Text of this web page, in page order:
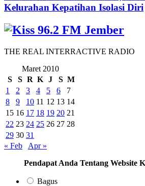
Kelurahan Kepatihan Isolasi Diri
THE REAL INTERRACTIVE RADIO
Maret 2010
S
S R K J S M
1
2 3 4 5 6
7
8
9 10 11 12 13 14
15 16 17 18 19 20 21
22 23 24 25 26 27 28
29 30 31
« Feb
Apr »
Pendapat Anda Tentang Website
Bagus